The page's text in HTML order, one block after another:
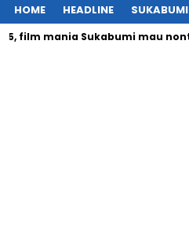
HOME HEADLINE SUKABUMI
mania Sukabumi mau nonton?